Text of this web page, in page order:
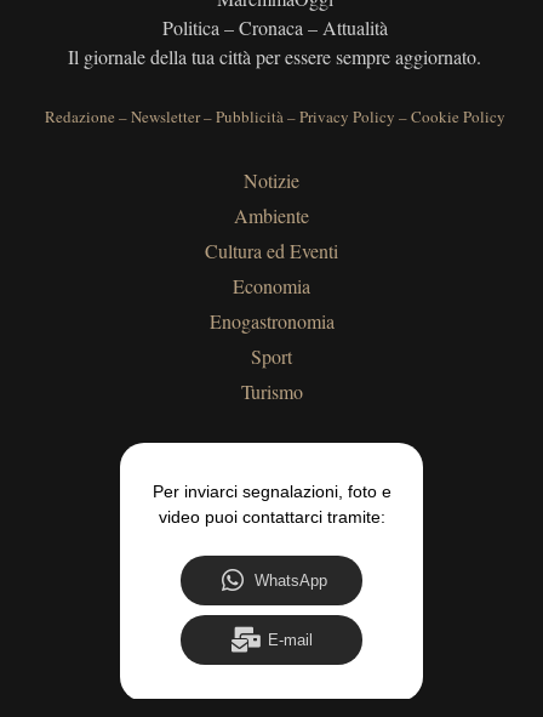
Politica – Cronaca – Attualità
Il giornale della tua città per essere sempre aggiornato.
Redazione –Newsletter–Pubblicità–Privacy Policy –Cookie Policy
Notizie
Ambiente
Cultura ed Eventi
Economia
Enogastronomia
Sport
Turismo
Per inviarci segnalazioni, foto e
video puoi contattarci tramite:
WhatsApp
E-mail